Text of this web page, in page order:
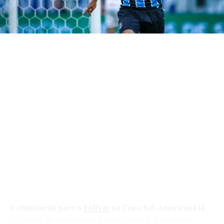
Weverton; Pávon (Diego Caito), Gustavo Martins,
Luís Eduardo (Wagner Leonardo) e Marlon;